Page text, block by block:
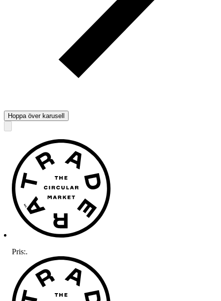
Hoppa över karusell
Pris:.